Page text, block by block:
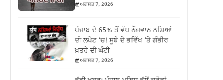
ਅਗਸਤ 7, 2026
ਪੰਜਾਬ ਦੇ 65% ਤੋਂ ਵੱਧ ਨੌਜਵਾਨ ਨਸ਼ਿਆਂ
ਦੀ ਲਪੇਟ ‘ਚ! ਸੂਬੇ ਦੇ ਭਵਿੱਖ ‘ਤੇ ਗੰਭੀਰ
ਖ਼ਤਰੇ ਦੀ ਘੰਟੀ
ਅਗਸਤ 7, 2026